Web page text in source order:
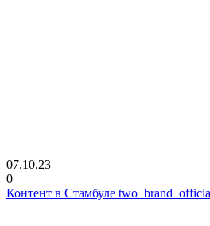
07.10.23
0
Контент в Стамбуле